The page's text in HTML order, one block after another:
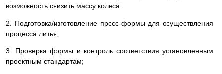
возможность снизить массу колеса.
2. Подготовка/изготовление пресс-формы для осуществления
процесса литья;
3. Проверка формы и контроль соответствия установленным
проектным стандартам;